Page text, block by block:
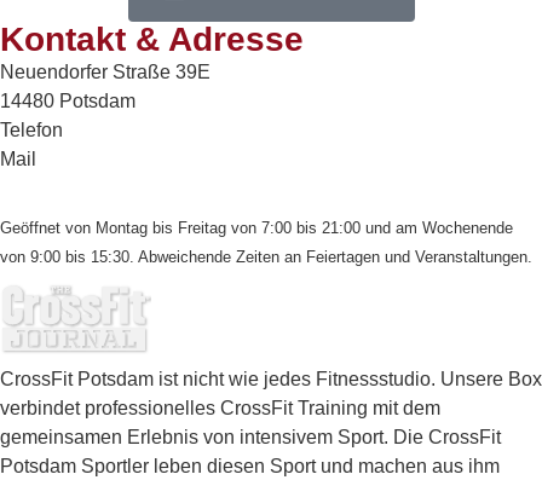
Kontakt & Adresse
Neuendorfer Straße 39E
14480 Potsdam
Telefon
Mail
Geöffnet von Montag bis Freitag von 7:00 bis 21:00 und am Wochenende
von 9:00 bis 15:30. Abweichende Zeiten an Feiertagen und Veranstaltungen.
CrossFit Potsdam ist nicht wie jedes Fitnessstudio. Unsere Box
verbindet professionelles CrossFit Training mit dem
gemeinsamen Erlebnis von intensivem Sport. Die CrossFit
Potsdam Sportler leben diesen Sport und machen aus ihm